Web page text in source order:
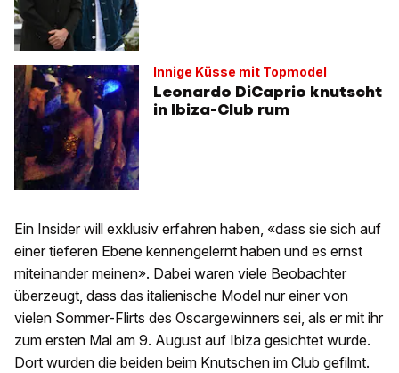
Innige Küsse mit Topmodel
Leonardo DiCaprio knutscht
in Ibiza-Club rum
Ein Insider will exklusiv erfahren haben, «dass sie sich auf
einer tieferen Ebene kennengelernt haben und es ernst
miteinander meinen». Dabei waren viele Beobachter
überzeugt, dass das italienische Model nur einer von
vielen Sommer-Flirts des Oscargewinners sei, als er mit ihr
zum ersten Mal am 9. August auf Ibiza gesichtet wurde.
Dort wurden die beiden beim Knutschen im Club gefilmt.